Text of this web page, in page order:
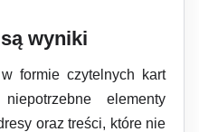
wyniki
formie czytelnych kart
elementy
oraz treści, które nie